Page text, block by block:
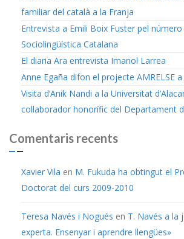
familiar del català a la Franja
Entrevista a Emili Boix Fuster pel
Sociolingüística Catalana
El diaria Ara entrevista Imanol Larrea
Anne Egaña difon el projecte AMRELSE
Visita d’Anik Nandi a la Universitat
col·laborador honorífic del Departament
Comentaris recents
Xavier Vila en M. Fukuda ha obtingut el
Doctorat del curs 2009-2010
Teresa Navés i Nogués en T. Navés a la
experta. Ensenyar i aprendre llengües»